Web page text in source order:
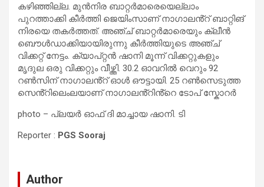
കഴിഞ്ഞില്ല. മുൻനിര ബാറ്റർമാരെയെല്ലാം
പുറത്താക്കി കീർത്തി ജെയിംസാണ് നാഗാലൻ്റ് ബാറ്റിങ്
നിരയെ തകർത്തത്. അഞ്ച് ബാറ്റർമാരെയും ക്ലീൻ
ബൌൾഡാക്കിയായിരുന്നു കീർത്തിയുടെ അഞ്ച്
വിക്കറ്റ് നേട്ടം. ക്യാപ്റ്റൻ ഷാനി മൂന്ന് വിക്കറ്റുകളും
മൃദുല ഒരു വിക്കറ്റും വീഴ്ത്തി. 30.2 ഓവറിൽ വെറും 92
റൺസിന് നാഗാലൻ്റ് ഓൾ ഔട്ടായി. 25 റൺസെടുത്ത
സെൻ്റിലെംലയാണ് നാഗാലൻ്റിൻ്റെ ടോപ് സ്കോറർ
photo – പ്ലയര്‍ ഓഫ് ദി മാച്ചായ ഷാനി. ടി
Reporter : PGS Sooraj
Author